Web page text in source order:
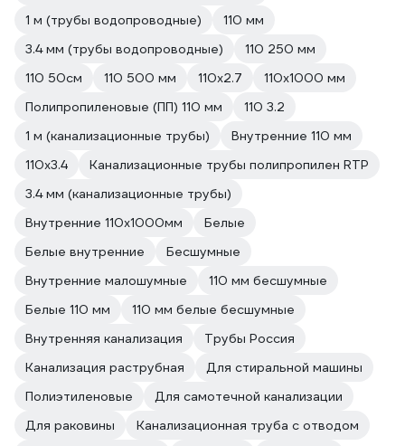
1 м (трубы водопроводные)
110 мм
3.4 мм (трубы водопроводные)
110 250 мм
110 50см
110 500 мм 110х2.7
110х1000 мм
Полипропиленовые (ПП) 110 мм
110 3.2
1 м (канализационные трубы)
Внутренние 110 мм
110х3.4
Канализационные трубы полипропилен RTP
3.4 мм (канализационные трубы)
Внутренние 110х1000мм
Белые
Белые внутренние
Бесшумные
Внутренние малошумные
110 мм бесшумные
Белые 110 мм
110 мм белые бесшумные
Внутренняя канализация
Трубы Россия
Канализация раструбная
Для стиральной машины
Полиэтиленовые
Для самотечной канализации
Для раковины
Канализационная труба с отводом